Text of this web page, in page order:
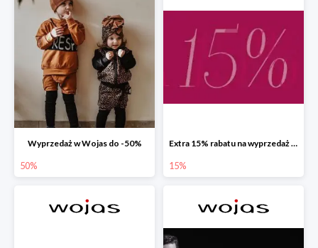
Wyprzedaż w Wojas do -50%
50%
Extra 15% rabatu na wyprzedaż w Wojas z kodem rabatowym
15%